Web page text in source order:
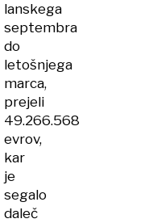
lanskega
septembra
do
letošnjega
marca,
prejeli
49.266.568
evrov,
kar
je
segalo
daleč